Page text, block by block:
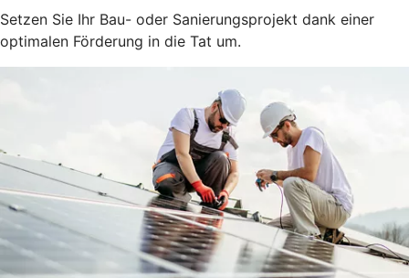
Setzen Sie Ihr Bau- oder Sanierungsprojekt dank einer
optimalen Förderung in die Tat um.